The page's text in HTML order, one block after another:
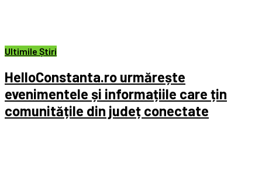
Ultimile Știri
HelloConstanta.ro urmărește
evenimentele și informațiile care țin
comunitățile din județ conectate